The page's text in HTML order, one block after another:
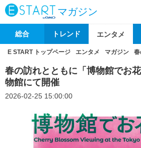
マガジン
総合 トレンド エンタメ
E START トップページ エンタメ マガジン
春の訪れとともに「博物館でお
物館にて開催
2026-02-25 15:00:00